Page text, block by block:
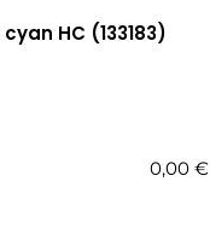
HC (133183)
0,00 €